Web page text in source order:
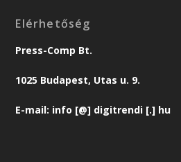
Elérhetőség
Press-Comp Bt.
1025 Budapest, Utas u. 9.
E-mail: info [@] digitrendi [.] hu